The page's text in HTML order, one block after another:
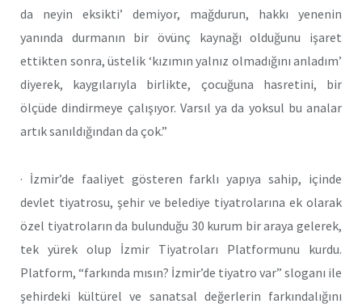
da neyin eksikti’ demiyor, mağdurun, hakkı yenenin
yanında durmanın bir övünç kaynağı olduğunu işaret
ettikten sonra, üstelik ‘kızımın yalnız olmadığını anladım’
diyerek, kaygılarıyla birlikte, çocuğuna hasretini, bir
ölçüde dindirmeye çalışıyor. Varsıl ya da yoksul bu analar
artık sanıldığından da çok.”
· İzmir’de faaliyet gösteren farklı yapıya sahip, içinde
devlet tiyatrosu, şehir ve belediye tiyatrolarına ek olarak
özel tiyatroların da bulunduğu 30 kurum bir araya gelerek,
tek yürek olup İzmir Tiyatroları Platformunu kurdu.
Platform, “farkında mısın? İzmir’de tiyatro var” sloganı ile
şehirdeki kültürel ve sanatsal değerlerin farkındalığını